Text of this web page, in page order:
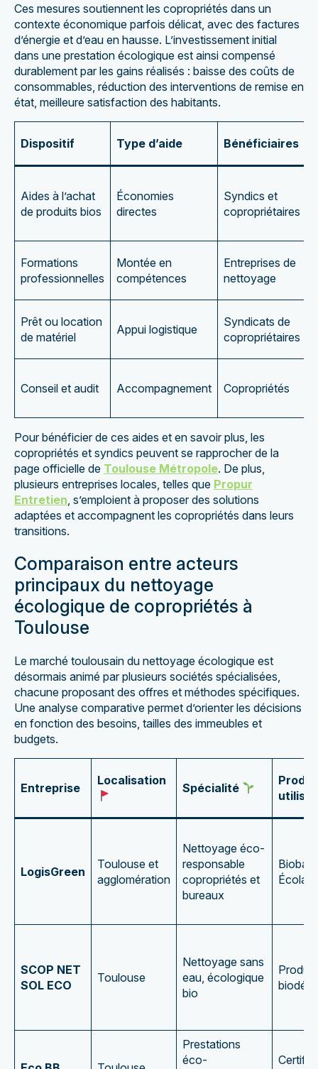
Ces mesures soutiennent les copropriétés dans un
contexte économique parfois délicat, avec des factures
d’énergie et d’eau en hausse. L’investissement initial
dans une prestation écologique est ainsi compensé
durablement par les gains réalisés : baisse des coûts de
consommables, réduction des interventions de remise en
état, meilleure satisfaction des habitants.
Dispositif Type d’aide Bénéficiaires
Aides à l’achat
de produits bios
Économies
directes
Syndics et
copropriétaires
Formations
professionnelles
Montée en
compétences
Entreprises de
nettoyage
Prêt ou location
de matériel
Appui logistique
Syndicats de
copropriétaires
Conseil et audit Accompagnement Copropriétés
Pour bénéficier de ces aides et en savoir plus, les
copropriétés et syndics peuvent se rapprocher de la
page officielle de Toulouse Métropole. De plus,
plusieurs entreprises locales, telles que Propur
Entretien , s’emploient à proposer des solutions
adaptées et accompagnent les copropriétés dans leurs
transitions.
Comparaison entre acteurs
principaux du nettoyage
écologique de copropriétés à
Toulouse
Le marché toulousain du nettoyage écologique est
désormais animé par plusieurs sociétés spécialisées,
chacune proposant des offres et méthodes spécifiques.
Une analyse comparative permet d’orienter les décisions
en fonction des besoins, tailles des immeubles et
budgets.
Entreprise
Localisation
Spécialité
LogisGreen
Toulouse et
agglomération
Nettoyage éco-
responsable
copropriétés et
bureaux
SCOP NET
SOL ECO
Toulouse
Nettoyage sans
eau, écologique
bio
Prestations
éco-